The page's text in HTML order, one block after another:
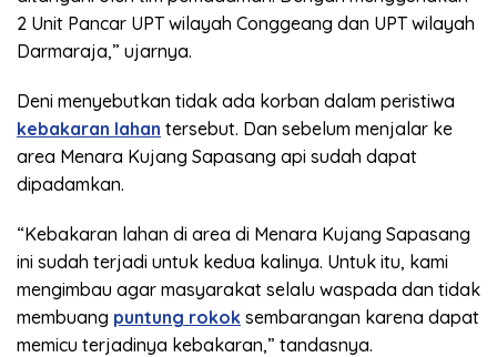
2 Unit Pancar UPT wilayah Conggeang dan UPT wilayah
Darmaraja,” ujarnya.
Deni menyebutkan tidak ada korban dalam peristiwa
kebakaran lahan tersebut. Dan sebelum menjalar ke
area Menara Kujang Sapasang api sudah dapat
dipadamkan.
“Kebakaran lahan di area di Menara Kujang Sapasang
ini sudah terjadi untuk kedua kalinya. Untuk itu, kami
mengimbau agar masyarakat selalu waspada dan tidak
membuang puntung rokok sembarangan karena dapat
memicu terjadinya kebakaran,” tandasnya.